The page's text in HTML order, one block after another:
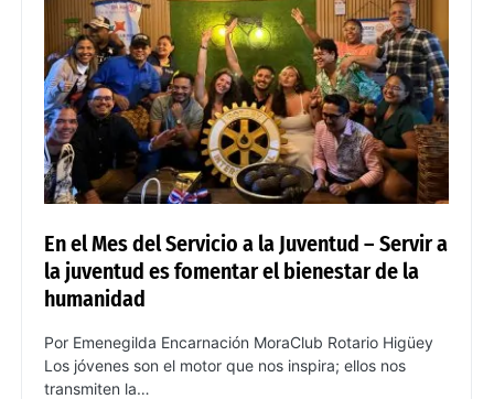
En el Mes del Servicio a la Juventud – Servir a
la juventud es fomentar el bienestar de la
humanidad
Por Emenegilda Encarnación MoraClub Rotario Higüey
Los jóvenes son el motor que nos inspira; ellos nos
transmiten la…